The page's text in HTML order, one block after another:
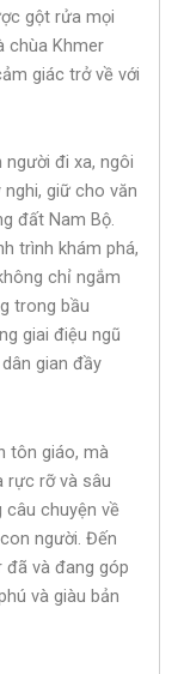
gột rửa mọi
chùa Khmer
giác trở về với
người đi xa, ngôi
giữ cho văn
đất Nam Bộ.
trình khám phá,
chỉ ngắm
trong bầu
giai điệu ngũ
gian đầy
tôn giáo, mà
rực rỡ và sâu
chuyện về
người. Đến
đã và đang góp
và giàu bản